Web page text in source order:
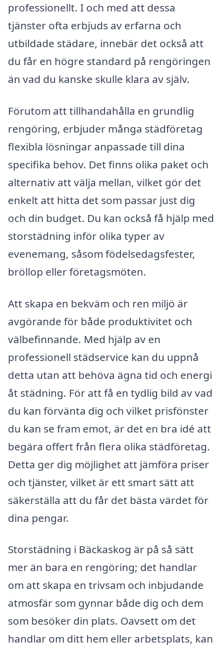
professionellt. I och med att dessa
tjänster ofta erbjuds av erfarna och
utbildade städare, innebär det också att
du får en högre standard på rengöringen
än vad du kanske skulle klara av själv.
Förutom att tillhandahålla en grundlig
rengöring, erbjuder många städföretag
flexibla lösningar anpassade till dina
specifika behov. Det finns olika paket och
alternativ att välja mellan, vilket gör det
enkelt att hitta det som passar just dig
och din budget. Du kan också få hjälp med
storstädning inför olika typer av
evenemang, såsom födelsedagsfester,
bröllop eller företagsmöten.
Att skapa en bekväm och ren miljö är
avgörande för både produktivitet och
välbefinnande. Med hjälp av en
professionell städservice kan du uppnå
detta utan att behöva ägna tid och energi
åt städning. För att få en tydlig bild av vad
du kan förvänta dig och vilket prisfönster
du kan se fram emot, är det en bra idé att
begära offert från flera olika städföretag.
Detta ger dig möjlighet att jämföra priser
och tjänster, vilket är ett smart sätt att
säkerställa att du får det bästa värdet för
dina pengar.
Storstädning i Bäckaskog är på så sätt
mer än bara en rengöring; det handlar
om att skapa en trivsam och inbjudande
atmosfär som gynnar både dig och dem
som besöker din plats. Oavsett om det
handlar om ditt hem eller arbetsplats, kan